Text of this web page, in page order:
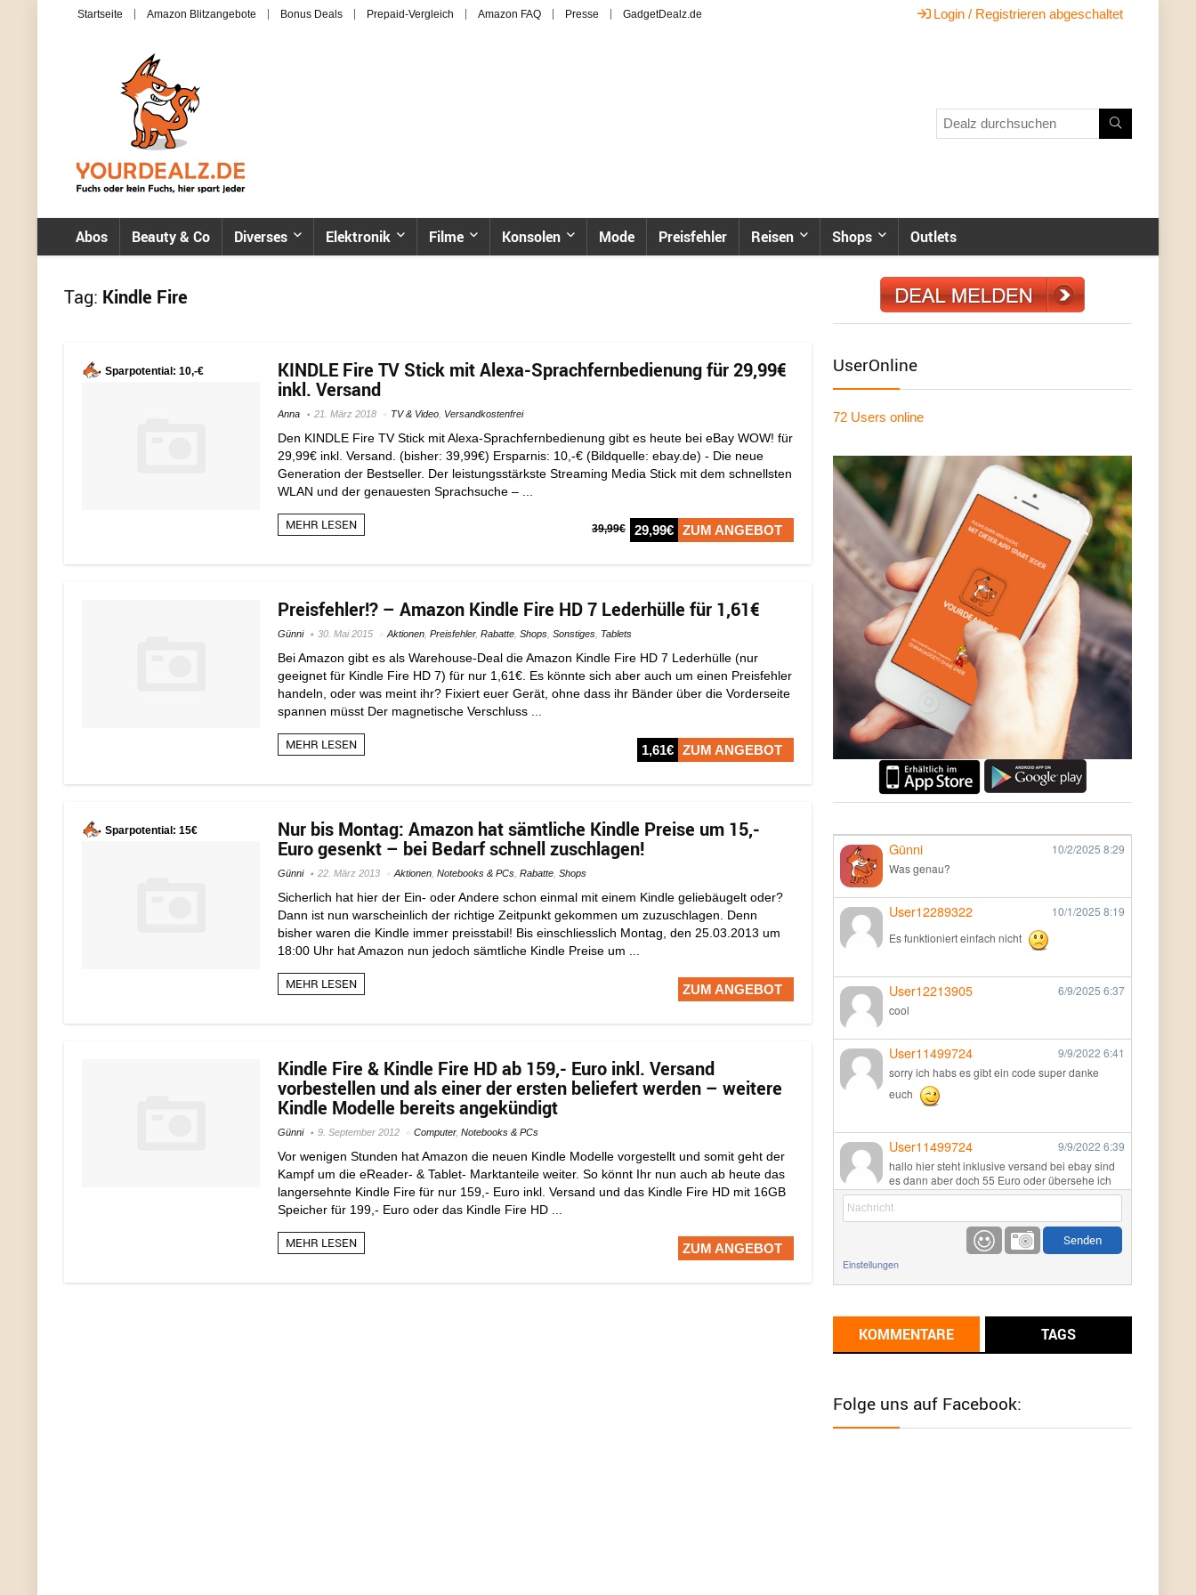
Startseite Amazon Blitzangebote Bonus Deals Prepaid-Vergleich Amazon FAQ Presse GadgetDealz.de Login / Registrieren abgeschaltet
Abos Beauty & Co Diverses Elektronik Filme Konsolen Mode Preisfehler Reisen Shops Outlets
Tag: Kindle Fire
Sparpotential: 10,-€
KINDLE Fire TV Stick mit Alexa-Sprachfernbedienung für 29,99€
inkl. Versand
Anna 21. März 2018 TV & Video Versandkostenfrei
Den KINDLE Fire TV Stick mit Alexa-Sprachfernbedienung gibt es heute bei eBay WOW! für
29,99€ inkl. Versand. (bisher: 39,99€) Ersparnis: 10,-€ (Bildquelle: ebay.de) - Die neue
Generation der Bestseller. Der leistungsstärkste Streaming Media Stick mit dem schnellsten
WLAN und der genauesten Sprachsuche – ...
MEHR LESEN 39,99€ 29,99€ ZUM ANGEBOT
Preisfehler!? – Amazon Kindle Fire HD 7 Lederhülle für 1,61€
Günni 30. Mai 2015 Aktionen Preisfehler, Rabatte Shops Sonstiges Tablets
Bei Amazon gibt es als Warehouse-Deal die Amazon Kindle Fire HD 7 Lederhülle (nur
geeignet für Kindle Fire HD 7) für nur 1,61€. Es könnte sich aber auch um einen Preisfehler
handeln, oder was meint ihr? Fixiert euer Gerät, ohne dass ihr Bänder über die Vorderseite
spannen müsst Der magnetische Verschluss ...
MEHR LESEN 1,61€ ZUM ANGEBOT
Sparpotential: 15€
Nur bis Montag: Amazon hat sämtliche Kindle Preise um 15,-
Euro gesenkt – bei Bedarf schnell zuschlagen!
Günni 22. März 2013 Aktionen Notebooks & PCs Rabatte Shops
Sicherlich hat hier der Ein- oder Andere schon einmal mit einem Kindle geliebäugelt oder?
Dann ist nun warscheinlich der richtige Zeitpunkt gekommen um zuzuschlagen. Denn
bisher waren die Kindle immer preisstabil! Bis einschliesslich Montag, den 25.03.2013 um
18:00 Uhr hat Amazon nun jedoch sämtliche Kindle Preise um ...
MEHR LESEN ZUM ANGEBOT
Kindle Fire & Kindle Fire HD ab 159,- Euro inkl. Versand
vorbestellen und als einer der ersten beliefert werden – weitere
Kindle Modelle bereits angekündigt
Günni 9. September 2012 Computer, Notebooks & PCs
Vor wenigen Stunden hat Amazon die neuen Kindle Modelle vorgestellt und somit geht der
Kampf um die eReader- & Tablet- Marktanteile weiter. So könnt Ihr nun auch ab heute das
langersehnte Kindle Fire für nur 159,- Euro inkl. Versand und das Kindle Fire HD mit 16GB
Speicher für 199,- Euro oder das Kindle Fire HD ...
MEHR LESEN ZUM ANGEBOT
UserOnline
72 Users online
Günni 10/2/2025 8:29
Was genau?
User12289322 10/1/2025 8:19
Es funktioniert einfach nicht
User12213905 6/9/2025 6:37
cool
User11499724 9/9/2022 6:41
sorry ich habs es gibt ein code super danke
euch
User11499724 9/9/2022 6:39
hallo hier steht inklusive versand bei ebay sind
es dann aber doch 55 Euro oder übersehe ich
etwas
9/1/20226:17
Ich glaube du hast den Sinn eines
Schnäppchenblogs noch immer nicht
Günni 9/1/2022
meisten Deals sind Tagespreise!
Einstellungen
KOMMENTARE TAGS
Folge uns auf Facebook: